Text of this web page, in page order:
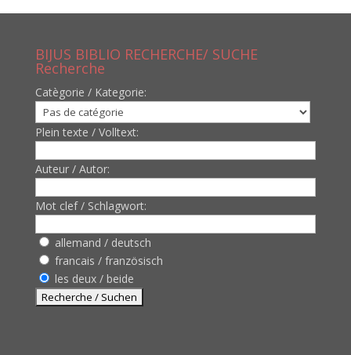
BIJUS BIBLIO RECHERCHE/ SUCHE
Recherche
Catègorie / Kategorie:
Plein texte / Volltext:
Auteur / Autor:
Mot clef / Schlagwort:
allemand / deutsch
francais / französisch
les deux / beide